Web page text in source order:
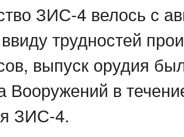
ЗИС-4 велось с
трудностей
выпуск орудия
Вооружений в
ЗИС-4.